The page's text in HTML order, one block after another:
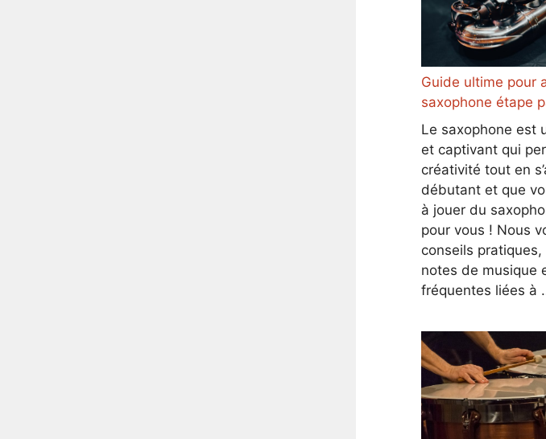
Guide ultime pour
saxophone étape
Le saxophone est
et captivant qui
créativité tout en
débutant et que
à jouer du
pour vous ! Nous
conseils
notes de musique
fréquentes liées à